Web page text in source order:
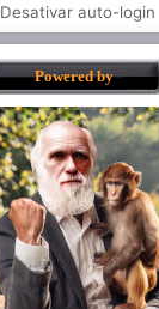
Desativar auto-login
Powered by